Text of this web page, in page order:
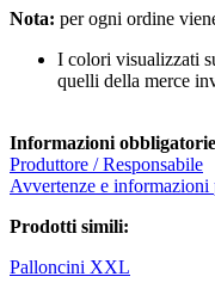
Nota: per ogni ordine
I colori visualizzati
quelli della merce
Informazioni
Produttore / Responsabile
Avvertenze e informazioni
Prodotti simili:
Palloncini XXL